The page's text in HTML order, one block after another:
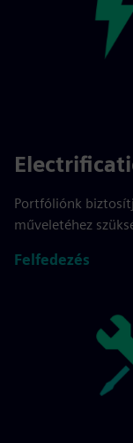
Portfóliónk
műveletéhez
Felfedezés